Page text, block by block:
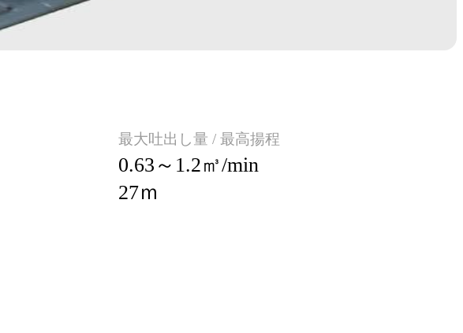
最大吐出し量 / 最高揚程
0.63～1.2㎥/min
27ｍ